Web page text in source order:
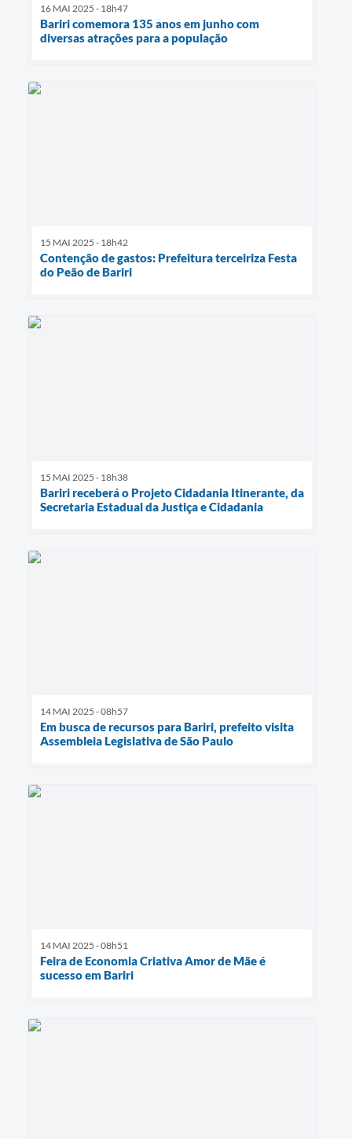
16 MAI 2025 - 18h47
Bariri comemora 135 anos em junho com
diversas atrações para a população
15 MAI 2025 - 18h42
Contenção de gastos: Prefeitura terceiriza Festa
do Peão de Bariri
15 MAI 2025 - 18h38
Bariri receberá o Projeto Cidadania Itinerante, da
Secretaria Estadual da Justiça e Cidadania
14 MAI 2025 - 08h57
Em busca de recursos para Bariri, prefeito visita
Assembleia Legislativa de São Paulo
14 MAI 2025 - 08h51
Feira de Economia Criativa Amor de Mãe é
sucesso em Bariri